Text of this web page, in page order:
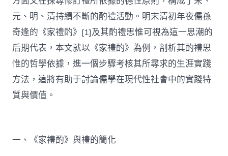
元、明、清持續不斷的酌禮活動。明末清初年夜儒孫
奇逢的《家禮酌》[1]及其酌禮思惟可視為這一思潮的
后期代表，本文就以《家禮酌》為例，剖析其酌禮思
惟的哲學依據，進一個步驟考核其所尋求的生涯實踐
方法，這將有助于討論儒學在現代性社會中的實踐特
質與價值。
一、《家禮酌》與禮的簡化